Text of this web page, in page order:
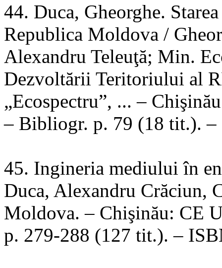
44. Duca, Gheorghe.
Republica Moldova /
Alexandru Teleuţă; Min.
Dezvoltării Teritoriului al
„Ecospectru”, ... –
– Bibliogr. p. 79 (18 tit.).
45. Ingineria mediului în
Duca, Alexandru Crăciun,
Moldova. – Chişinău: CE
p. 279-288 (127 tit.). –